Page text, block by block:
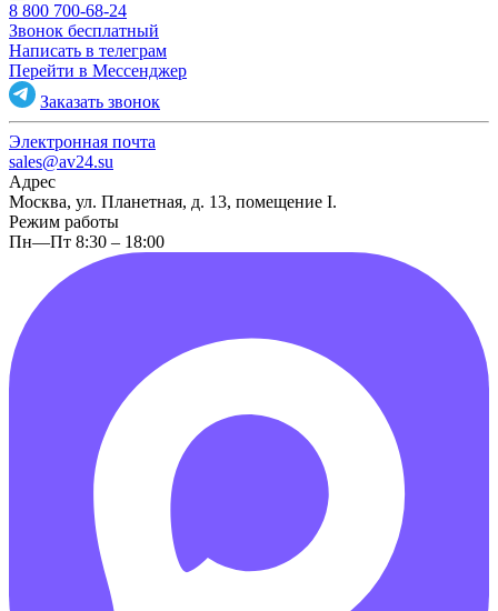
8 800 700-68-24
Звонок бесплатный
Написать в телеграм
Перейти в Мессенджер
Заказать звонок
Электронная почта
sales@av24.su
Адрес
Москва, ул. Планетная, д. 13, помещение I.
Режим работы
Пн—Пт 8:30 – 18:00